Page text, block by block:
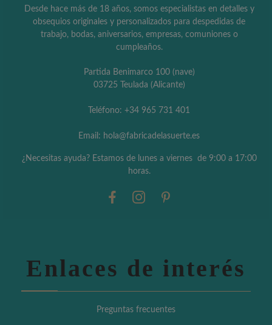
Desde hace más de 18 años, somos especialistas en detalles y
obsequios originales y personalizados para despedidas de
trabajo, bodas, aniversarios, empresas, comuniones o
cumpleaños.
Partida Benimarco 100 (nave)
03725 Teulada (Alicante)
Teléfono: +34 965 731 401
Email: hola@fabricadelasuerte.es
¿Necesitas ayuda? Estamos de lunes a viernes de 9:00 a 17:00
horas.
Enlaces de interés
Preguntas frecuentes